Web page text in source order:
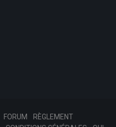
FORUM
RÈGLEMENT